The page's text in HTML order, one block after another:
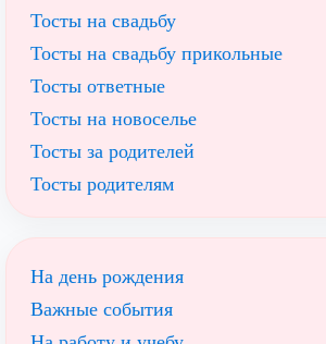
Тосты на свадьбу
Тосты на свадьбу прикольные
Тосты ответные
Тосты на новоселье
Тосты за родителей
Тосты родителям
На день рождения
Важные события